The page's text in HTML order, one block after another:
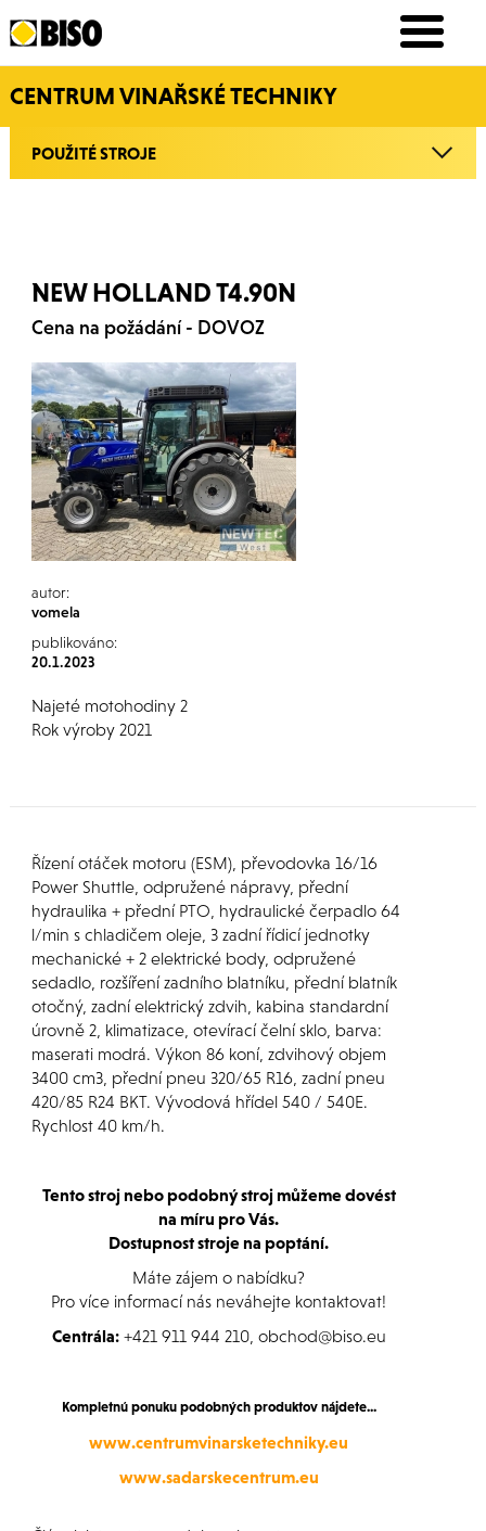
CENTRUM VINAŘSKÉ TECHNIKY
POUŽITÉ STROJE
NEW HOLLAND T4.90N
Cena na požádání - DOVOZ
autor:
vomela
publikováno:
20.1.2023
Najeté motohodiny 2
Rok výroby 2021
Řízení otáček motoru (ESM), převodovka 16/16
Power Shuttle, odpružené nápravy, přední
hydraulika + přední PTO, hydraulické čerpadlo 64
l/min s chladičem oleje, 3 zadní řídicí jednotky
mechanické + 2 elektrické body, odpružené
sedadlo, rozšíření zadního blatníku, přední blatník
otočný, zadní elektrický zdvih, kabina standardní
úrovně 2, klimatizace, otevírací čelní sklo, barva:
maserati modrá. Výkon 86 koní, zdvihový objem
3400 cm3, přední pneu 320/65 R16, zadní pneu
420/85 R24 BKT. Vývodová hřídel 540 / 540E.
Rychlost 40 km/h.
Tento stroj nebo podobný stroj můžeme dovést
na míru pro Vás.
Dostupnost stroje na poptání.
Máte zájem o nabídku?
Pro více informací nás neváhejte kontaktovat!
Centrála:+421 911 944 210, obchod@biso.eu
Kompletnú ponuku podobných produktov nájdete...
www.centrumvinarsketechniky.eu
www.sadarskecentrum.eu